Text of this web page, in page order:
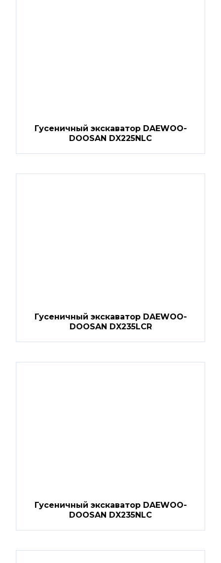
Гусеничный экскаватор DAEWOO-
DOOSAN DX225NLC
Гусеничный экскаватор DAEWOO-
DOOSAN DX235LCR
Гусеничный экскаватор DAEWOO-
DOOSAN DX235NLC